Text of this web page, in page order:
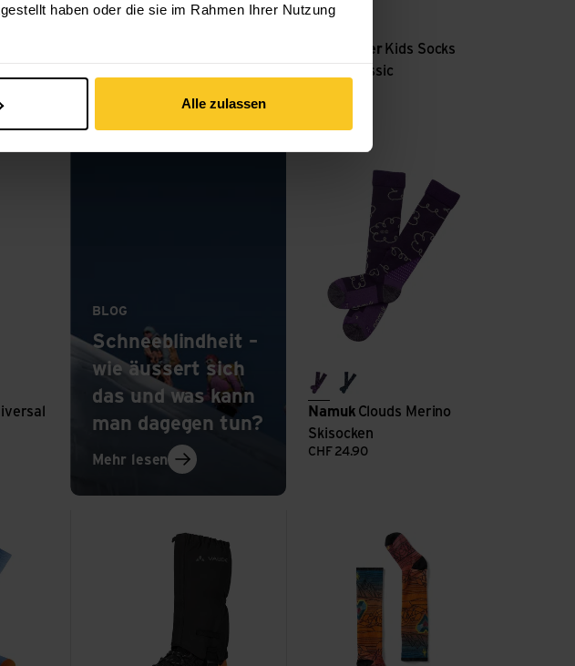
haben oder die sie im Rahmen Ihrer Nutzung
Alle zulassen
Woolpower Kids Socks
Liner Classic
BLOG
Schneeblindheit –
wie äussert sich
das und was kann
man dagegen tun?
Mehr lesen: Schneeblindheit – wie äussert sich das und was kann
violet purple/paradise
true navy/mint ice
Namuk Clouds Merino
Skisocken
CHF 24.90